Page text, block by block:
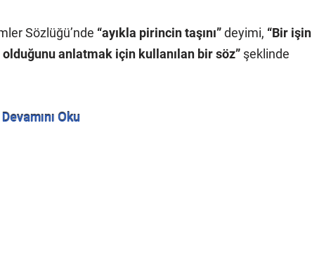
Sözlüğü’nde “ayıkla pirincin taşını”deyimi, “Bir işin
olduğunu anlatmak için kullanılan bir söz” şeklinde
Devamını Oku